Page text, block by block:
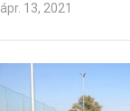
ápr. 13, 2021